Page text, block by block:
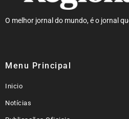
O melhor jornal do mundo, é o jornal
Menu Principal
Inicio
Notícias